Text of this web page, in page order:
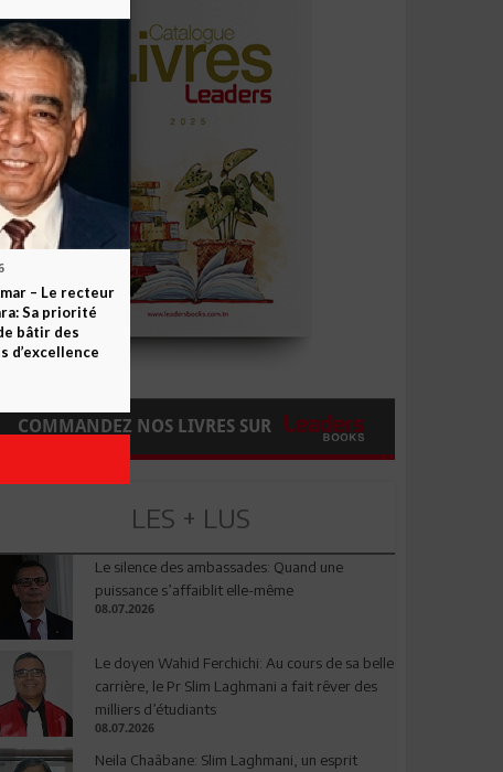
COMMANDEZ NOS LIVRES SUR
LES + LUS
Le silence des ambassades: Quand une
puissance s’affaiblit elle-même
08.07.2026
Le doyen Wahid Ferchichi: Au cours de sa belle
carrière, le Pr Slim Laghmani a fait rêver des
milliers d’étudiants
08.07.2026
Neila Chaâbane: Slim Laghmani, un esprit
– Le recteur
Sa priorité
bâtir des
d’excellence